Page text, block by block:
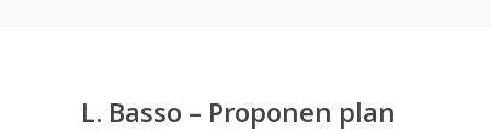
L. Basso – Proponen plan